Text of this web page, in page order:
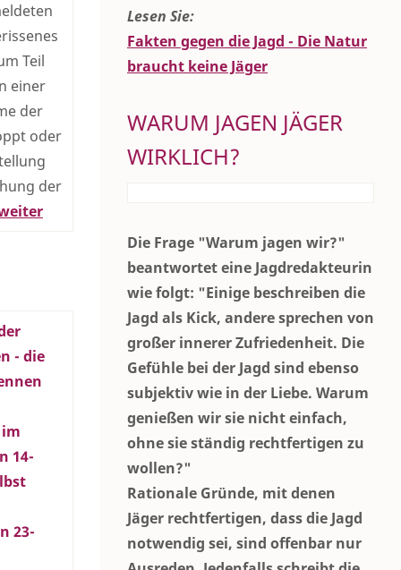
Teil
einer
der
oder
der
- die
14-
23-
Lesen Sie:
Fakten gegen die Jagd - Die Natur
braucht keine Jäger
WARUM JAGEN JÄGER
WIRKLICH?
Die Frage "Warum jagen wir?"
beantwortet eine Jagdredakteurin
wie folgt: "Einige beschreiben die
Jagd als Kick, andere sprechen von
großer innerer Zufriedenheit. Die
Gefühle bei der Jagd sind ebenso
subjektiv wie in der Liebe. Warum
genießen wir sie nicht einfach,
ohne sie ständig rechtfertigen zu
wollen?"
Rationale Gründe, mit denen
Jäger rechtfertigen, dass die Jagd
notwendig sei, sind offenbar nur